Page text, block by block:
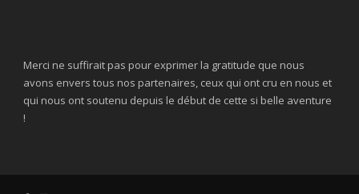
Merci ne suffirait pas pour exprimer la gratitude que nous
avons envers tous nos partenaires, ceux qui ont cru en nous et
qui nous ont soutenu depuis le début de cette si belle aventure
!